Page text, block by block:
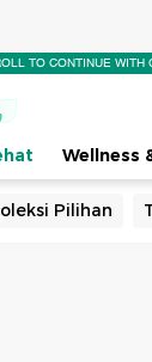
TO CONTINUE WITH
Wellness
Pilihan